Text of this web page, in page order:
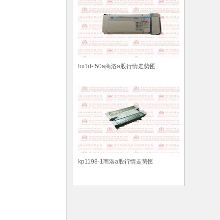
bx1d-t50a商洛a股行情走势图
kp1198-1商洛a股行情走势图